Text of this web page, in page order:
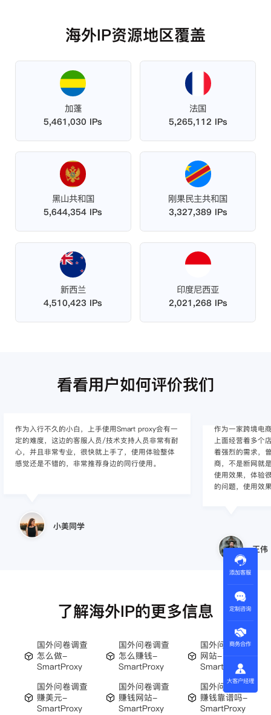
海外IP资源地区覆盖
加蓬
5,461,030 IPs
法国
5,265,112 IPs
黑山共和国
5,644,354 IPs
刚果民主共和国
3,327,389 IPs
新西兰
4,510,423 IPs
印度尼西亚
2,021,268 IPs
看看用户如何评价我们
作为入行不久的小白，上手使用Smart proxy会有一
定的难度，这边的客服人员/技术支持人员非常有耐
心，并且非常专业，很快就上手了，使用体验整体
感觉还是不错的，非常推荐身边的同行使用。
小美同学
作为一家跨境电
上面经营着多个
着强烈的需求，
商，不是断网就
使用效果，体验
的问题，使用效
王伟
了解海外IP的更多信息
国外问卷调查
怎么做-
SmartProxy
国外问卷调查
怎么赚钱-
SmartProxy
国外问卷调查
网站-
SmartProxy
国外问卷调查
赚美元-
SmartProxy
国外问卷调查
赚钱网站-
SmartProxy
国外问卷调查
赚钱靠谱吗-
SmartProxy
添加客服
定制咨询
商务合作
大客户经理